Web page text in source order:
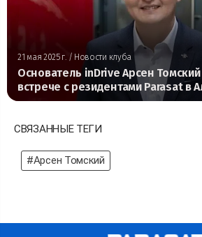
21 мая 2025 г./ Новости клуба
Основатель inDrive Арсен Томский
встрече с резидентами Parasat в
СВЯЗАННЫЕ ТЕГИ
#Арсен Томский